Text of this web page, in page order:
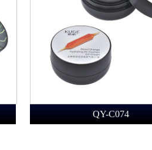
QY-C074